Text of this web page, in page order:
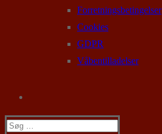
Forretningsbetingelser
Cookies
GDPR
Våbentilladelser
Søg